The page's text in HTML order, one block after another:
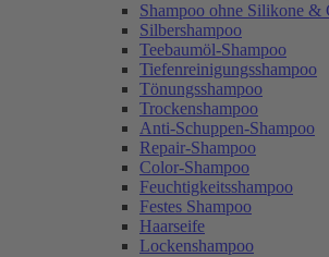
Shampoo ohne Silikone &
Silbershampoo
Teebaumöl-Shampoo
Tiefenreinigungsshampoo
Tönungsshampoo
Trockenshampoo
Anti-Schuppen-Shampoo
Repair-Shampoo
Color-Shampoo
Feuchtigkeitsshampoo
Festes Shampoo
Haarseife
Lockenshampoo